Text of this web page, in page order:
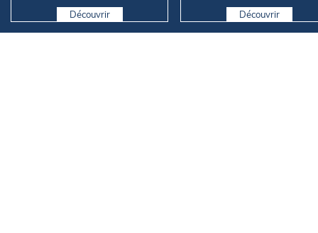
Découvrir Découvrir